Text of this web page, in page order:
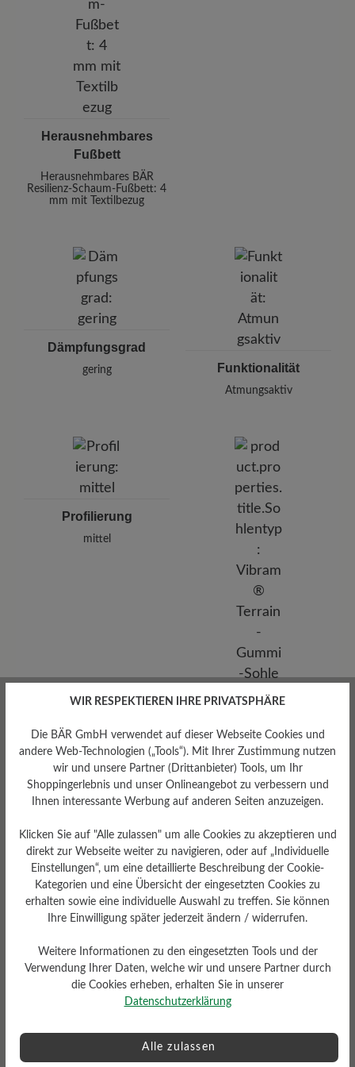
Herausnehmbares
Fußbett
Herausnehmbares BÄR
Resilienz-Schaum-Fußbett: 4
mm mit Textilbezug
Dämpfungsgrad
gering Funktionalität
Atmungsaktiv
Profilierung
mittel
Sohlentyp
Vibram® Terrain-Gummi-
Bewertungen lesen
0 von 0 Bewertungen
Durchschnittliche Bewertung
WIR RESPEKTIEREN IHRE PRIVATSPHÄRE
Die BÄR GmbH verwendet auf dieser Webseite Cookies und
andere Web-Technologien („Tools“). Mit Ihrer Zustimmung nutzen
wir und unsere Partner (Drittanbieter) Tools, um Ihr
Shoppingerlebnis und unser Onlineangebot zu verbessern und
Ihnen interessante Werbung auf anderen Seiten anzuzeigen.
Klicken Sie auf "Alle zulassen" um alle Cookies zu akzeptieren und
direkt zur Webseite weiter zu navigieren, oder auf „Individuelle
Einstellungen“, um eine detaillierte Beschreibung der Cookie-
Kategorien und eine Übersicht der eingesetzten Cookies zu
erhalten sowie eine individuelle Auswahl zu treffen. Sie können
Ihre Einwilligung später jederzeit ändern / widerrufen.
Weitere Informationen zu den eingesetzten Tools und der
Verwendung Ihrer Daten, welche wir und unsere Partner durch
die Cookies erheben, erhalten Sie in unserer
Datenschutzerklärung
Alle zulassen